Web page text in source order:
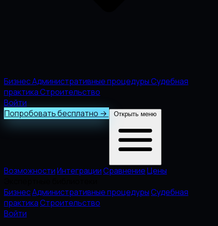
БизнесАдминистративные процедурыСудебная
практикаСтроительство
Войти
Попробовать бесплатно → Открыть меню
ВозможностиИнтеграцииСравнениеЦены
БизнесАдминистративные процедурыСудебная
практикаСтроительство
Войти